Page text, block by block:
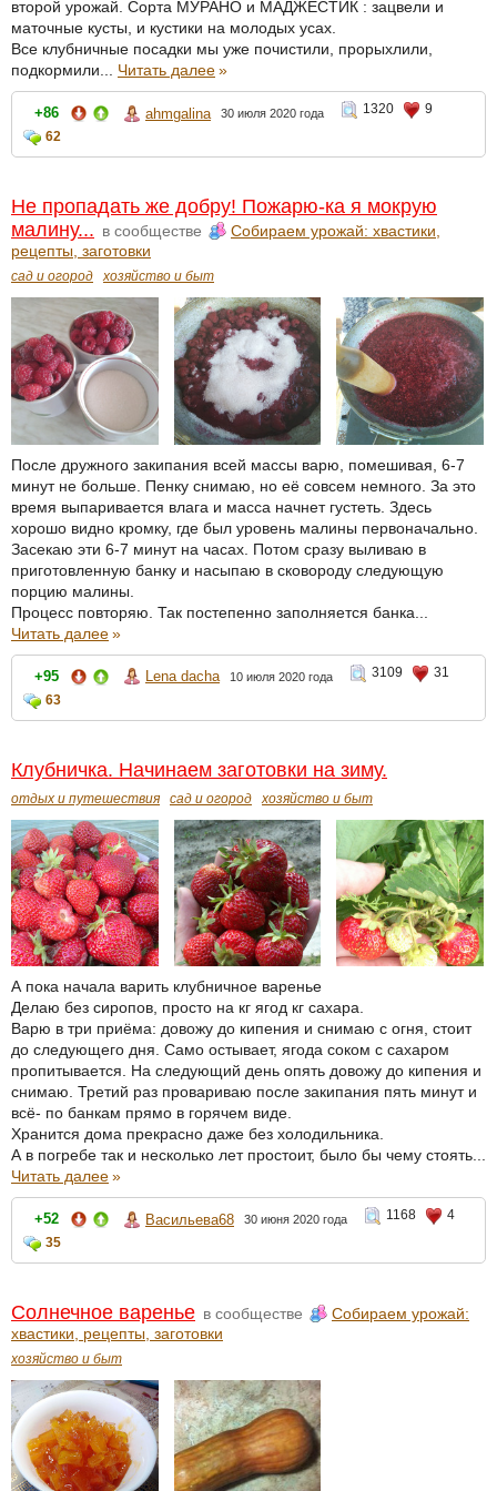
второй урожай. Сорта МУРАНО и МАДЖЕСТИК : зацвели и
маточные кусты, и кустики на молодых усах.
Все клубничные посадки мы уже почистили, прорыхлили,
подкормили... Читать далее»
+86 ahmgalina 30 июля 2020 года 1320
9
62
Не пропадать же добру! Пожарю-ка я мокрую
малину... в сообществе
Собираем урожай: хвастики,
рецепты, заготовки
сад и огород хозяйство и быт
После дружного закипания всей массы варю, помешивая, 6-7
минут не больше. Пенку снимаю, но её совсем немного. За это
время выпаривается влага и масса начнет густеть. Здесь
хорошо видно кромку, где был уровень малины первоначально.
Засекаю эти 6-7 минут на часах. Потом сразу выливаю в
приготовленную банку и насыпаю в сковороду следующую
порцию малины.
Процесс повторяю. Так постепенно заполняется банка...
Читать далее»
+95 Lena dacha 10 июля 2020 года 3109
31
63
Клубничка. Начинаем заготовки на зиму.
отдых и путешествия сад и огород хозяйство и быт
А пока начала варить клубничное варенье
Делаю без сиропов, просто на кг ягод кг сахара.
Варю в три приёма: довожу до кипения и снимаю с огня, стоит
до следующего дня. Само остывает, ягода соком с сахаром
пропитывается. На следующий день опять довожу до кипения и
снимаю. Третий раз провариваю после закипания пять минут и
всё- по банкам прямо в горячем виде.
Хранится дома прекрасно даже без холодильника.
А в погребе так и несколько лет простоит, было бы чему стоять...
Читать далее»
+52 Васильева68 30 июня 2020 года 1168
4
35
Солнечное варенье в сообществе
Собираем урожай:
хвастики, рецепты, заготовки
хозяйство и быт